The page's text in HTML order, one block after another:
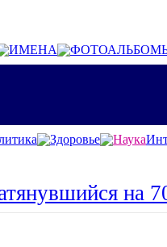
ИМЕНА
Здоровье Наука
на